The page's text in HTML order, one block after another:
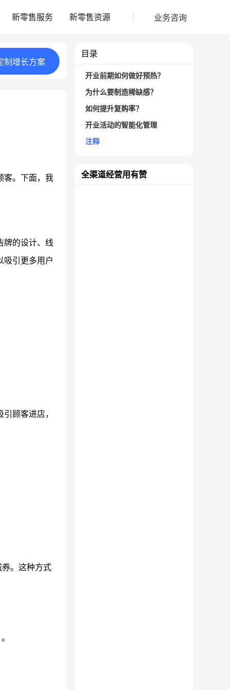
新零售服务 新零售资源 业务咨询
制 增长方案
客。下面，我
牌的设计、线
吸引更多用户
顾客进店，
。这种方式
目录
开业前期如何做好预热？
为什么要制造稀缺感？
如何提升复购率？
开业活动的智能化管理
注释
全渠道经营用有赞